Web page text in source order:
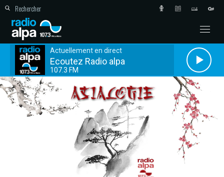
Actuellement en direct
Ecoutez Radio alpa
107.3 FM